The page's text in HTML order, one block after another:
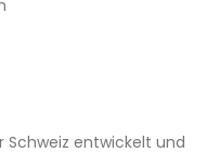
Schweiz entwickelt und